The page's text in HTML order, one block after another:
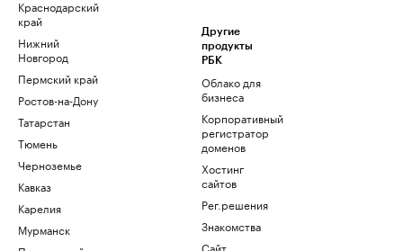
Краснодарский
край
Нижний
Новгород
Пермский край
Ростов-на-Дону
Татарстан
Тюмень
Черноземье
Кавказ
Карелия
Мурманск
Другие
продукты
РБК
Облако для
бизнеса
Корпоративный
регистратор
доменов
Хостинг
сайтов
Рег.решения
Знакомства
Сайт